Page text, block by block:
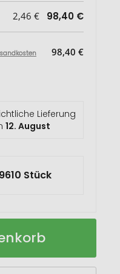
2,46 € 98,40 €
98,40 €
Lieferung
12. August
9610 Stück